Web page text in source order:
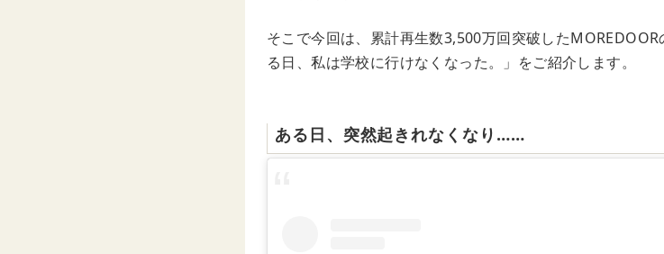
そこで今回は、累計再生数3,500万回突破した
る日、私は学校に行けなくなった。」をご紹介します。
ある日、突然起きれなくなり……